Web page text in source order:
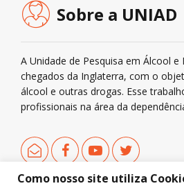
Sobre a UNIAD
A Unidade de Pesquisa em Álcool
chegados da Inglaterra, com o
álcool e outras drogas. Esse
profissionais na área da
Como nosso site utiliza